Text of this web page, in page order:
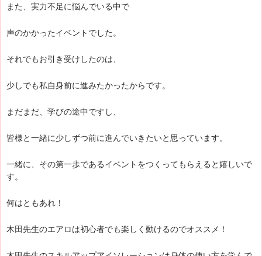
また、実力不足に悩んでいる中で
声のかかったイベントでした。
それでもお引き受けしたのは、
少しでも私自身前に進みたかったからです。
まだまだ、学びの途中ですし、
皆様と一緒に少しずつ前に進んでいきたいと思っています。
一緒に、その第一歩であるイベントをつくってもらえると嬉しいで
す。
何はともあれ！
木田先生のエアロは初心者でも楽しく動けるのでオススメ！